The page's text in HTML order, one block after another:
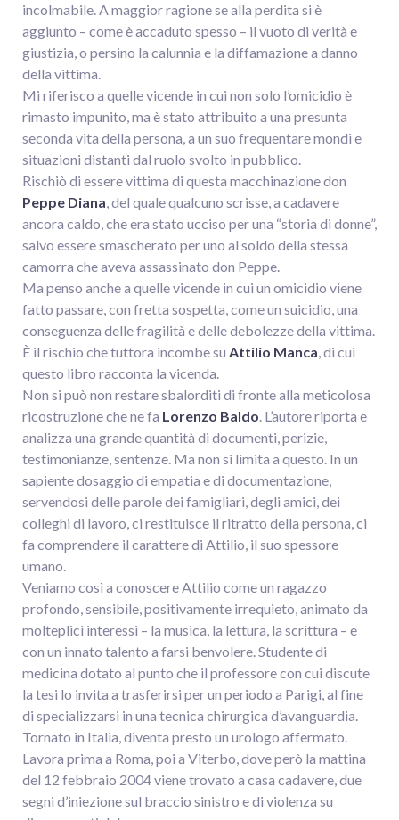
incolmabile. A maggior ragione se alla perdita si è
aggiunto – come è accaduto spesso – il vuoto di verità e
giustizia, o persino la calunnia e la diffamazione a danno
della vittima.
Mi riferisco a quelle vicende in cui non solo l’omicidio è
rimasto impunito, ma è stato attribuito a una presunta
seconda vita della persona, a un suo frequentare mondi e
situazioni distanti dal ruolo svolto in pubblico.
Rischiò di essere vittima di questa macchinazione don
Peppe Diana, del quale qualcuno scrisse, a cadavere
ancora caldo, che era stato ucciso per una “storia di donne”,
salvo essere smascherato per uno al soldo della stessa
camorra che aveva assassinato don Peppe.
Ma penso anche a quelle vicende in cui un omicidio viene
fatto passare, con fretta sospetta, come un suicidio, una
conseguenza delle fragilità e delle debolezze della vittima.
È il rischio che tuttora incombe su Attilio Manca, di cui
questo libro racconta la vicenda.
Non si può non restare sbalorditi di fronte alla meticolosa
ricostruzione che ne fa Lorenzo Baldo. L’autore riporta e
analizza una grande quantità di documenti, perizie,
testimonianze, sentenze. Ma non si limita a questo. In un
sapiente dosaggio di empatia e di documentazione,
servendosi delle parole dei famigliari, degli amici, dei
colleghi di lavoro, ci restituisce il ritratto della persona, ci
fa comprendere il carattere di Attilio, il suo spessore
umano.
Veniamo così a conoscere Attilio come un ragazzo
profondo, sensibile, positivamente irrequieto, animato da
molteplici interessi – la musica, la lettura, la scrittura – e
con un innato talento a farsi benvolere. Studente di
medicina dotato al punto che il professore con cui discute
la tesi lo invita a trasferirsi per un periodo a Parigi, al fine
di specializzarsi in una tecnica chirurgica d’avanguardia.
Tornato in Italia, diventa presto un urologo affermato.
Lavora prima a Roma, poi a Viterbo, dove però la mattina
del 12 febbraio 2004 viene trovato a casa cadavere, due
segni d’iniezione sul braccio sinistro e di violenza su